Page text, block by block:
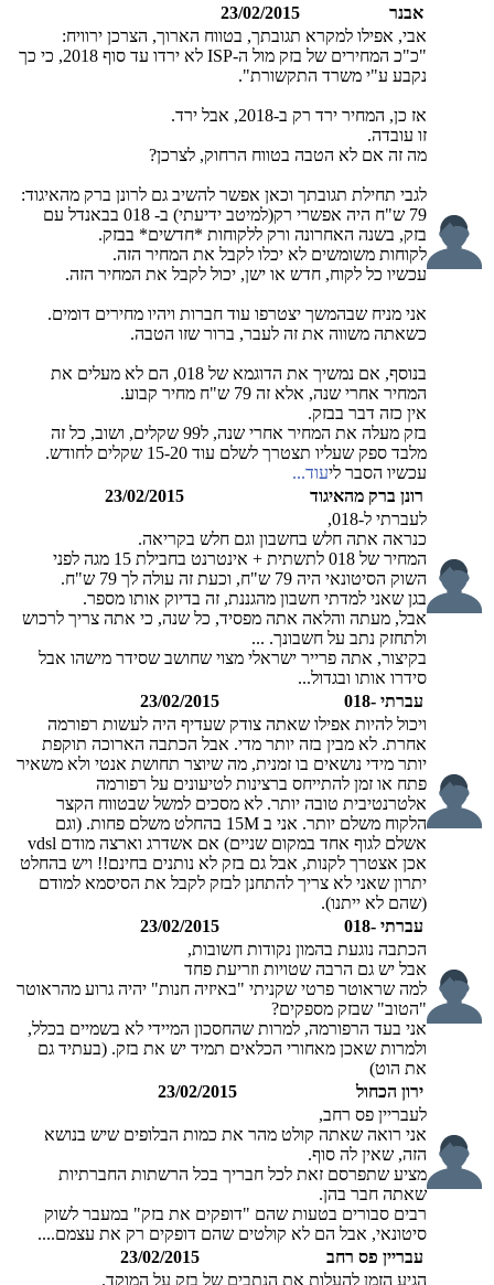
אבנר
23/02/2015
אבי, אפילו למקרא תגובתך, בטווח הארוך, הצרכן ירוויח:
"כ"כ המחירים של בזק מול ה-ISP לא ירדו עד סוף 2018, כי כך
נקבע ע"י משרד התקשורת".
אז כן, המחיר ירד רק ב-2018, אבל ירד.
זו עובדה.
מה זה אם לא הטבה בטווח הרחוק, לצרכן?
לגבי תחילת תגובתך וכאן אפשר להשיב גם לרונן ברק מהאיגוד:
79 ש"ח היה אפשרי רק(למיטב ידיעתי) ב- 018 בבאנדל עם
בזק, בשנה האחרונה ורק ללקוחות *חדשים* בבזק.
לקוחות משומשים לא יכלו לקבל את המחיר הזה.
עכשיו כל לקוח, חדש או ישן, יכול לקבל את המחיר הזה.
אני מניח שבהמשך יצטרפו עוד חברות ויהיו מחירים דומים.
כשאתה משווה את זה לעבר, ברור שזו הטבה.
בנוסף, אם נמשיך את הדוגמא של 018, הם לא מעלים את
המחיר אחרי שנה, אלא זה 79 ש"ח מחיר קבוע.
אין כזה דבר בבזק.
בזק מעלה את המחיר אחרי שנה, ל99 שקלים, ושוב, כל זה
מלבד ספק שעליו תצטרך לשלם עוד 15-20 שקלים לחודש.
עכשיו הסבר ליעוד...
רונן ברק מהאיגוד
23/02/2015
לעברתי ל-018,
כנראה אתה חלש בחשבון וגם חלש בקריאה.
המחיר של 018 לתשתית + אינטרנט בחבילת 15 מגה לפני
השוק הסיטונאי היה 79 ש"ח, וכעת זה עולה לך 79 ש"ח.
בגן שאני למדתי חשבון מהגננת, זה בדיוק אותו מספר.
אבל, מעתה והלאה אתה מפסיד, כל שנה, כי אתה צריך לרכוש
ולתחזק נתב על חשבונך. ...
בקיצור, אתה פרייר ישראלי מצוי שחושב שסידר מישהו אבל
סידרו אותו ובגדול...
עברתי -018
23/02/2015
ויכול להיות אפילו שאתה צודק שעדיף היה לעשות רפורמה
אחרת. לא מבין בזה יותר מדי. אבל הכתבה הארוכה תוקפת
יותר מידי נושאים בו זמנית, מה שיוצר תחושת אנטי ולא משאיר
פתח או זמן להתייחס ברצינות לטיעונים על רפורמה
אלטרנטיבית טובה יותר. לא מסכים למשל שבטווח הקצר
הלקוח משלם יותר. אני ב 15M בהחלט משלם פחות. (וגם
אשלם לגוף אחד במקום שניים) אם אשדרג וארצה מודם vdsl
אכן אצטרך לקנות, אבל גם בזק לא נותנים בחינם!! ויש בהחלט
יתרון שאני לא צריך להתחנן לבזק לקבל את הסיסמא למודם
(שהם לא ייתנו).
עברתי -018
23/02/2015
הכתבה נוגעת בהמון נקודות חשובות,
אבל יש גם הרבה שטויות וזריעת פחד
למה שראוטר פרטי שקניתי "באיזיה חנות" יהיה גרוע מהראוטר
"הטוב" שבזק מספקים?
אני בעד הרפורמה, למרות שהחסכון המיידי לא בשמיים בכלל,
ולמרות שאכן מאחורי הכלאים תמיד יש את בזק. (בעתיד גם
את הוט)
ירון הכחול
23/02/2015
לעבריין פס רחב,
אני רואה שאתה קולט מהר את כמות הבלופים שיש בנושא
הזה, שאין לה סוף.
מציע שתפרסם זאת לכל חבריך בכל הרשתות החברתיות
שאתה חבר בהן.
רבים סבורים בטעות שהם "דופקים את בזק" במעבר לשוק
סיטונאי, אבל הם לא קולטים שהם דופקים רק את עצמם....
עבריין פס רחב
23/02/2015
הגיע הזמן להעלות את הנתבים של בזק על המוקד.